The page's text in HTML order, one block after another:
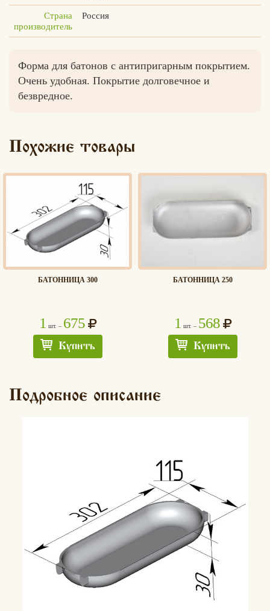
Страна
производитель
Россия
Форма для батонов с антипригарным покрытием.
Очень удобная. Покрытие долговечное и
безвредное.
Похожие товары
БАТОННИЦА 300
1 шт. – 675
Купить
БАТОННИЦА 250
1 шт. – 568
Купить
Подробное описание